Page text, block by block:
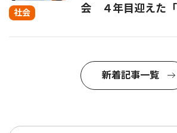
社会
会 ４年目迎えた「
新着記事一覧